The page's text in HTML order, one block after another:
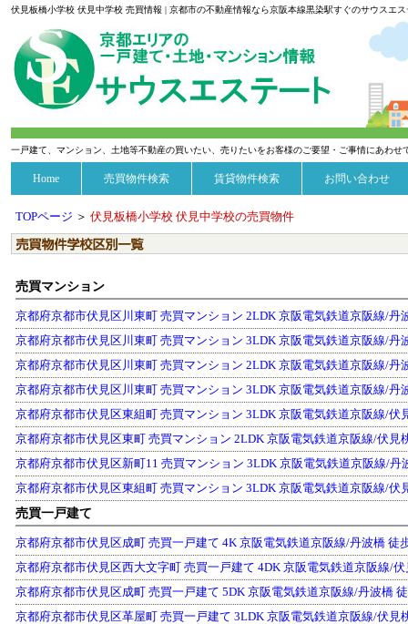
伏見板橋小学校 伏見中学校 売買情報 | 京都市の不動産情報なら京阪本線黒染駅すぐのサウスエ
一戸建て、マンション、土地等不動産の買いたい、売りたいをお客様のご要望・ご事情にあわ
Home 売買物件検索 賃貸物件検索 お問い合わせ
TOPページ ＞ 伏見板橋小学校 伏見中学校の売買物件
売買マンション
京都府京都市伏見区川東町 売買マンション 2LDK 京阪電気鉄道京阪線/丹
京都府京都市伏見区川東町 売買マンション 3LDK 京阪電気鉄道京阪線/丹
京都府京都市伏見区川東町 売買マンション 2LDK 京阪電気鉄道京阪線/丹
京都府京都市伏見区川東町 売買マンション 3LDK 京阪電気鉄道京阪線/丹
京都府京都市伏見区東組町 売買マンション 3LDK 京阪電気鉄道京阪線/伏
京都府京都市伏見区東町 売買マンション 2LDK 京阪電気鉄道京阪線/伏見
京都府京都市伏見区新町11 売買マンション 3LDK 京阪電気鉄道京阪線/丹
京都府京都市伏見区東組町 売買マンション 3LDK 京阪電気鉄道京阪線/伏
売買一戸建て
京都府京都市伏見区成町 売買一戸建て 4K 京阪電気鉄道京阪線/丹波橋 徒
京都府京都市伏見区西大文字町 売買一戸建て 4DK 京阪電気鉄道京阪線/
京都府京都市伏見区成町 売買一戸建て 5DK 京阪電気鉄道京阪線/丹波橋
京都府京都市伏見区革屋町 売買一戸建て 3LDK 京阪電気鉄道京阪線/伏見